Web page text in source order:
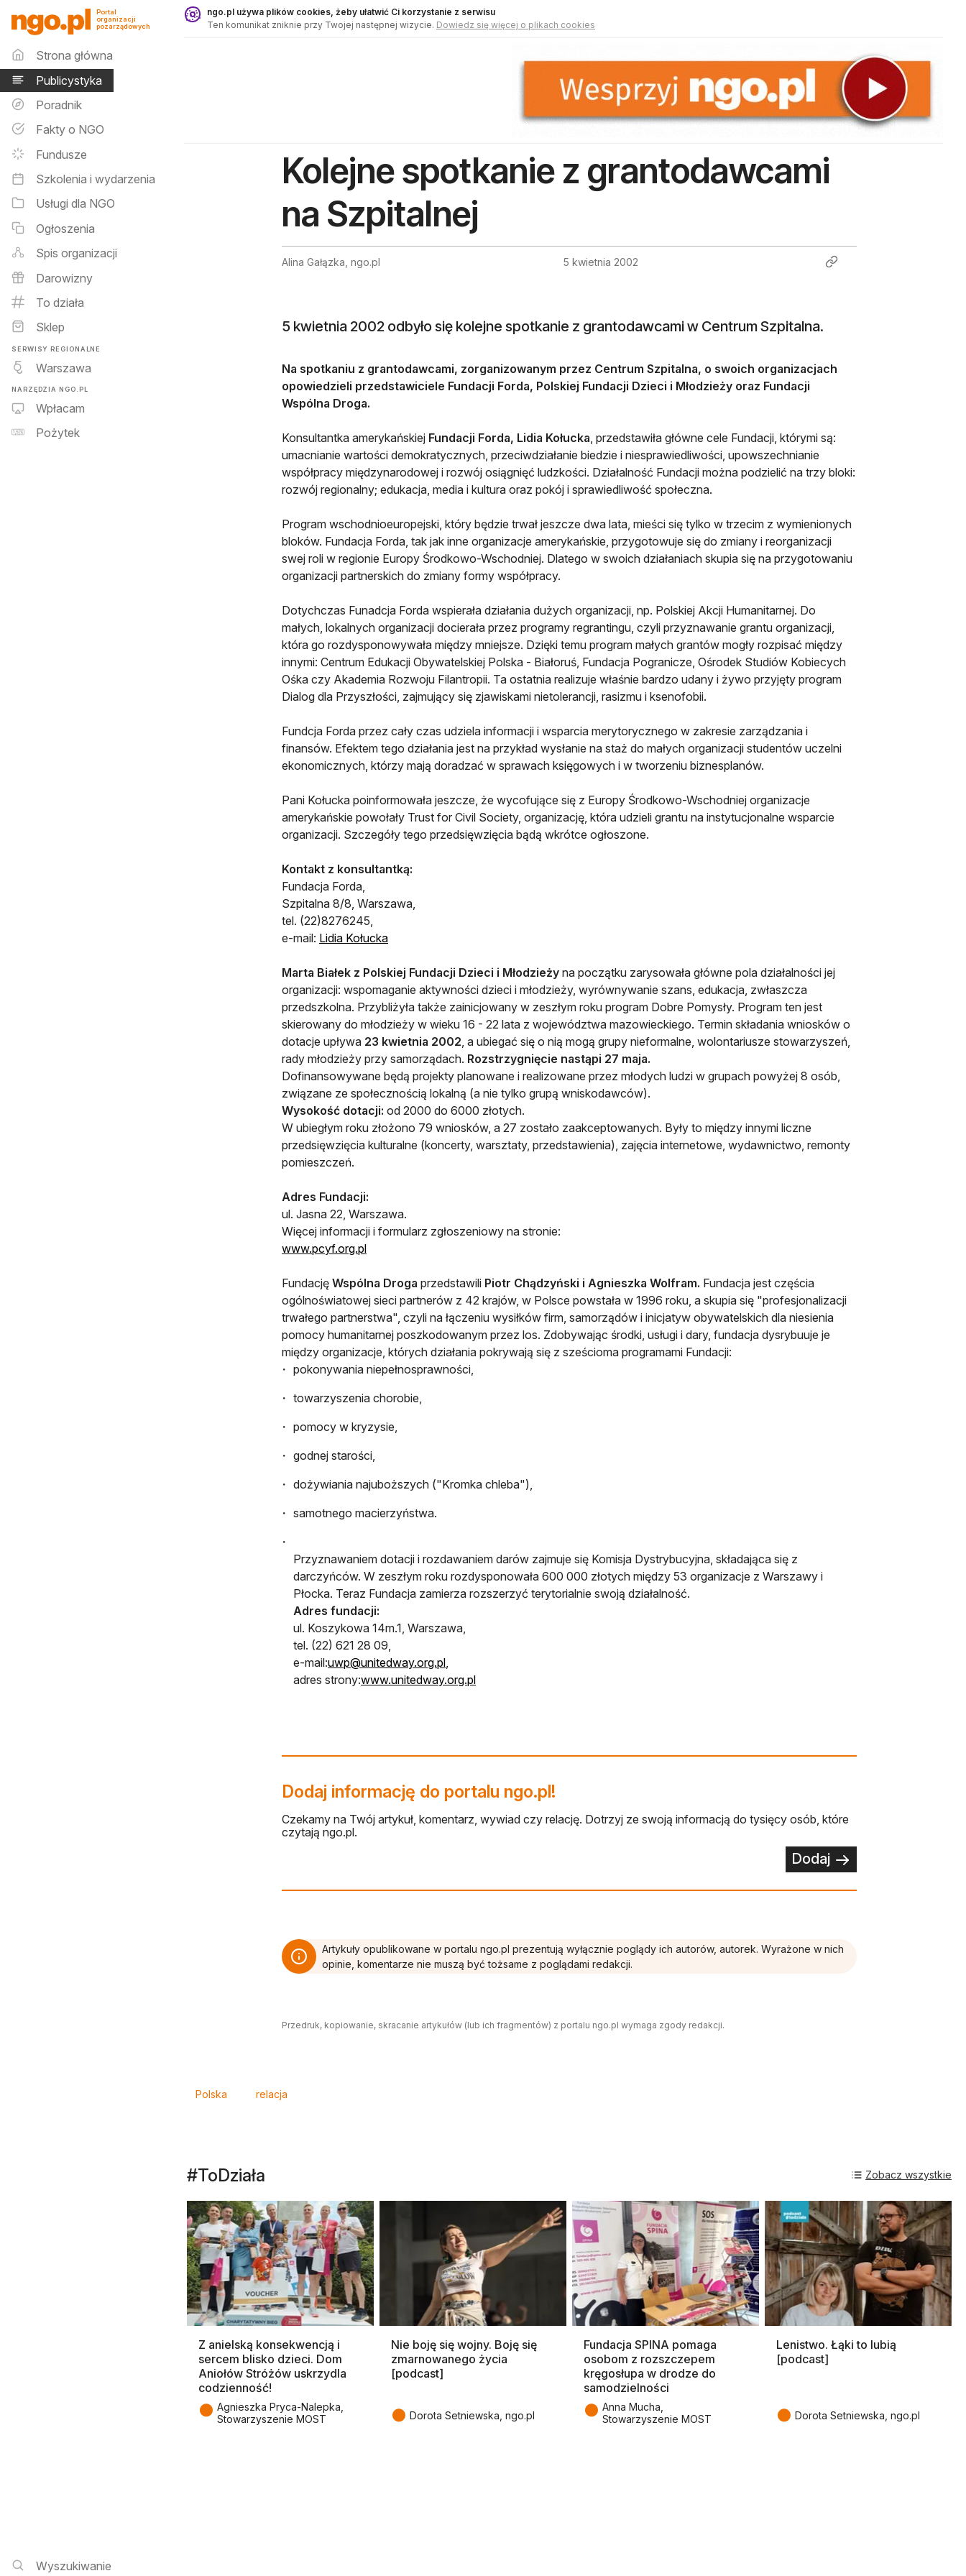
Publicystyka - ngo.pl
Portal
organizacji
pozarządowych
Menu główne
Strona główna
Publicystyka
Poradnik
Fakty o NGO
Fundusze
Szkolenia i wydarzenia
Usługi dla NGO
Ogłoszenia
Spis organizacji
Darowizny
To działa
Sklep
SERWISY REGIONALNE
Warszawa
NARZĘDZIA NGO.PL
Wpłacam
Pożytek
Wyszukiwarka i logowanie
Wyszukiwanie
ngo.pl używa plików cookies, żeby ułatwić Ci korzystanie z serwisu
Ten komunikat zniknie przy Twojej następnej wizycie. Dowiedz się więcej o plikach cookies
Kolejne spotkanie z grantodawcami
na Szpitalnej
Alina Gałązka, ngo.pl 5 kwietnia 2002
5 kwietnia 2002 odbyło się kolejne spotkanie z grantodawcami w Centrum Szpitalna.
Na spotkaniu z grantodawcami, zorganizowanym przez Centrum Szpitalna, o swoich organizacjach
opowiedzieli przedstawiciele Fundacji Forda, Polskiej Fundacji Dzieci i Młodzieży oraz Fundacji
Wspólna Droga.
Konsultantka amerykańskiej Fundacji Forda, Lidia Kołucka, przedstawiła główne cele Fundacji, którymi są:
umacnianie wartości demokratycznych, przeciwdziałanie biedzie i niesprawiedliwości, upowszechnianie
współpracy międzynarodowej i rozwój osiągnięć ludzkości. Działalność Fundacji można podzielić na trzy bloki:
rozwój regionalny; edukacja, media i kultura oraz pokój i sprawiedliwość społeczna.
Program wschodnioeuropejski, który będzie trwał jeszcze dwa lata, mieści się tylko w trzecim z wymienionych
bloków. Fundacja Forda, tak jak inne organizacje amerykańskie, przygotowuje się do zmiany i reorganizacji
swej roli w regionie Europy Środkowo-Wschodniej. Dlatego w swoich działaniach skupia się na przygotowaniu
organizacji partnerskich do zmiany formy współpracy.
Dotychczas Funadcja Forda wspierała działania dużych organizacji, np. Polskiej Akcji Humanitarnej. Do
małych, lokalnych organizacji docierała przez programy regrantingu, czyli przyznawanie grantu organizacji,
która go rozdysponowywała między mniejsze. Dzięki temu program małych grantów mogły rozpisać między
innymi: Centrum Edukacji Obywatelskiej Polska - Białoruś, Fundacja Pogranicze, Ośrodek Studiów Kobiecych
Ośka czy Akademia Rozwoju Filantropii. Ta ostatnia realizuje właśnie bardzo udany i żywo przyjęty program
Dialog dla Przyszłości, zajmujący się zjawiskami nietolerancji, rasizmu i ksenofobii.
Fundcja Forda przez cały czas udziela informacji i wsparcia merytorycznego w zakresie zarządzania i
finansów. Efektem tego działania jest na przykład wysłanie na staż do małych organizacji studentów uczelni
ekonomicznych, którzy mają doradzać w sprawach księgowych i w tworzeniu biznesplanów.
Pani Kołucka poinformowała jeszcze, że wycofujące się z Europy Środkowo-Wschodniej organizacje
amerykańskie powołały Trust for Civil Society, organizację, która udzieli grantu na instytucjonalne wsparcie
organizacji. Szczegóły tego przedsięwzięcia bądą wkrótce ogłoszone.
Kontakt z konsultantką:
Fundacja Forda,
Szpitalna 8/8, Warszawa,
tel. (22)8276245,
e-mail: Lidia Kołucka
Marta Białek z Polskiej Fundacji Dzieci i Młodzieży na początku zarysowała główne pola działalności jej
organizacji: wspomaganie aktywności dzieci i młodzieży, wyrównywanie szans, edukacja, zwłaszcza
przedszkolna. Przybliżyła także zainicjowany w zeszłym roku program Dobre Pomysły. Program ten jest
skierowany do młodzieży w wieku 16 - 22 lata z województwa mazowieckiego. Termin składania wniosków o
dotacje upływa 23 kwietnia 2002, a ubiegać się o nią mogą grupy nieformalne, wolontariusze stowarzyszeń,
rady młodzieży przy samorządach. Rozstrzygnięcie nastąpi 27 maja.
Dofinansowywane będą projekty planowane i realizowane przez młodych ludzi w grupach powyżej 8 osób,
związane ze społecznością lokalną (a nie tylko grupą wniskodawców).
Wysokość dotacji: od 2000 do 6000 złotych.
W ubiegłym roku złożono 79 wniosków, a 27 zostało zaakceptowanych. Były to między innymi liczne
przedsięwzięcia kulturalne (koncerty, warsztaty, przedstawienia), zajęcia internetowe, wydawnictwo, remonty
pomieszczeń.
Adres Fundacji:
ul. Jasna 22, Warszawa.
Więcej informacji i formularz zgłoszeniowy na stronie:
www.pcyf.org.pl
Fundację Wspólna Droga przedstawili Piotr Chądzyński i Agnieszka Wolfram. Fundacja jest częścia
ogólnoświatowej sieci partnerów z 42 krajów, w Polsce powstała w 1996 roku, a skupia się "profesjonalizacji
trwałego partnerstwa", czyli na łączeniu wysiłków firm, samorządów i inicjatyw obywatelskich dla niesienia
pomocy humanitarnej poszkodowanym przez los. Zdobywając środki, usługi i dary, fundacja dysrybuuje je
między organizacje, których działania pokrywają się z sześcioma programami Fundacji:
pokonywania niepełnosprawności,
towarzyszenia chorobie,
pomocy w kryzysie,
godnej starości,
dożywiania najuboższych ("Kromka chleba"),
samotnego macierzyństwa.
Przyznawaniem dotacji i rozdawaniem darów zajmuje się Komisja Dystrybucyjna, składająca się z
darczyńców. W zeszłym roku rozdysponowała 600 000 złotych między 53 organizacje z Warszawy i
Płocka. Teraz Fundacja zamierza rozszerzyć terytorialnie swoją działalność.
Adres fundacji:
ul. Koszykowa 14m.1, Warszawa,
tel. (22) 621 28 09,
e-mail:uwp@unitedway.org.pl,
adres strony:www.unitedway.org.pl
Dodaj informację do portalu ngo.pl!
Czekamy na Twój artykuł, komentarz, wywiad czy relację. Dotrzyj ze swoją informacją do tysięcy osób, które
czytają ngo.pl.
Dodaj
Artykuły opublikowane w portalu ngo.pl prezentują wyłącznie poglądy ich autorów, autorek. Wyrażone w nich
opinie, komentarze nie muszą być tożsame z poglądami redakcji.
Przedruk, kopiowanie, skracanie artykułów (lub ich fragmentów) z portalu ngo.pl wymaga zgody redakcji.
Polska relacja
#ToDziała
Z anielską konsekwencją i
sercem blisko dzieci. Dom
Aniołów Stróżów uskrzydla
codzienność!
● Agnieszka Pryca-Nalepka,
Stowarzyszenie MOST
Nie boję się wojny. Boję się
zmarnowanego życia
[podcast]
● Dorota Setniewska, ngo.pl
Fundacja SPINA pomaga
osobom z rozszczepem
kręgosłupa w drodze do
samodzielności
● Anna Mucha,
Stowarzyszenie MOST
Lenistwo. Łąki to lubią
[podcast]
● Dorota Setniewska, ngo.pl
Zobacz wszystkie